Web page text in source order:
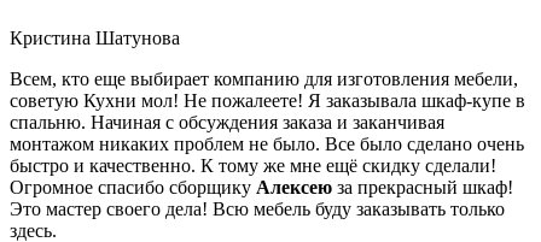
Кристина Шатунова
Всем, кто еще выбирает компанию для изготовления мебели,
советую Кухни мол! Не пожалеете! Я заказывала шкаф-купе в
спальню. Начиная с обсуждения заказа и заканчивая
монтажом никаких проблем не было. Все было сделано очень
быстро и качественно. К тому же мне ещё скидку сделали!
Огромное спасибо сборщику Алексею за прекрасный шкаф!
Это мастер своего дела! Всю мебель буду заказывать только
здесь.